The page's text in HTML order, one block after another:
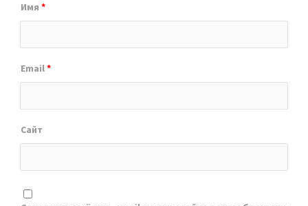
Имя *
Email*
Сайт